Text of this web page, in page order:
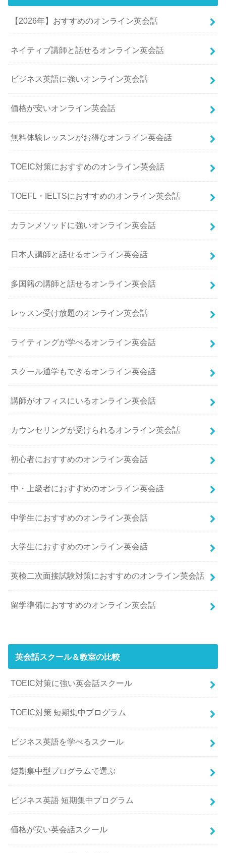
【2026年】おすすめのオンライン英会話
ネイティブ講師と話せるオンライン英会話
ビジネス英語に強いオンライン英会話
価格が安いオンライン英会話
無料体験レッスンがお得なオンライン英会話
TOEIC対策におすすめのオンライン英会話
TOEFL・IELTSにおすすめのオンライン英会話
カランメソッドに強いオンライン英会話
日本人講師と話せるオンライン英会話
多国籍の講師と話せるオンライン英会話
レッスン受け放題のオンライン英会話
ライティングが学べるオンライン英会話
スクール通学もできるオンライン英会話
講師がオフィスにいるオンライン英会話
カウンセリングが受けられるオンライン英会話
初心者におすすめのオンライン英会話
中・上級者におすすめのオンライン英会話
中学生におすすめのオンライン英会話
大学生におすすめのオンライン英会話
英検二次面接試験対策におすすめのオンライン英会話
留学準備におすすめのオンライン英会話
英会話スクール＆教室の比較
TOEIC対策に強い英会話スクール
TOEIC対策 短期集中プログラム
ビジネス英語を学べるスクール
短期集中型プログラムで選ぶ
ビジネス英語 短期集中プログラム
価格が安い英会話スクール